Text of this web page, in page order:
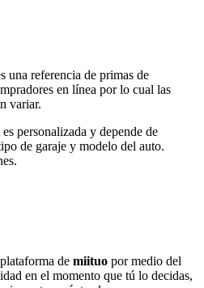
una referencia de primas de
en línea por lo cual las
variar.
personalizada y depende de
de garaje y modelo del auto.
de miituo por medio del
en el momento que tú lo decidas,